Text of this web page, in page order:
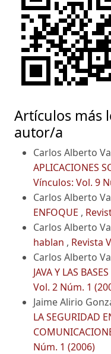
Artículos más
autor/a
Carlos Alberto
APLICACIONES
Vínculos: Vol. 9
Carlos Alberto
ENFOQUE ,
Carlos Alberto
hablan , Revista
Carlos Alberto
JAVA Y LAS
Vol. 2 Núm. 1
Jaime Alirio
LA SEGURIDAD
Núm. 1 (2006)